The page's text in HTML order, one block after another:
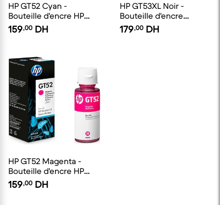
HP GT52 Cyan -
Bouteille d'encre HP
d'origine
159,00 DH
HP GT53XL Noir -
Bouteille d'encre
grande capacité HP
d'origine
179,00 DH
HP GT52 Magenta -
Bouteille d'encre HP
d'origine
159,00 DH